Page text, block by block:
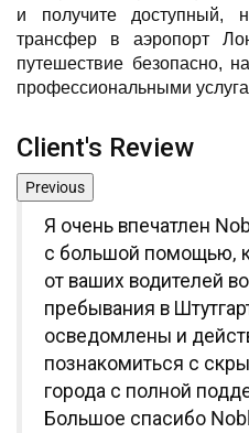
и получите доступный,
трансфер в аэропорт
путешествие безопасно,
профессиональными
Client's Review
Previous
Я очень впечатлен
с большой помощью,
от ваших водителей
пребывания в
осведомлены и
познакомиться с
города с полной
Большое спасибо